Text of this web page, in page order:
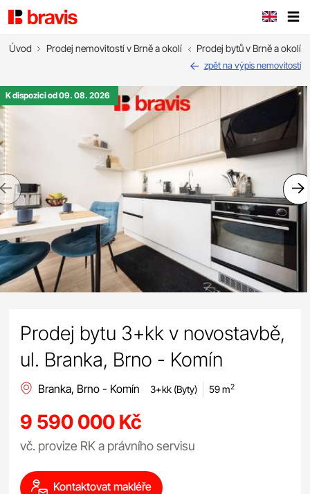
Úvod Prodej nemovitostí v Brně a okolí Prodej bytů v Brně a okolí
zpět na výpis nemovitostí
K dispozici od 09. 08. 2026
Prodej bytu 3+kk v novostavbě,
ul. Branka, Brno - Komín
Branka, Brno - Komín 3+kk (Byty) 59 m2
9 590 000 Kč
vč. provize RK a právního servisu
Kontaktovat makléře